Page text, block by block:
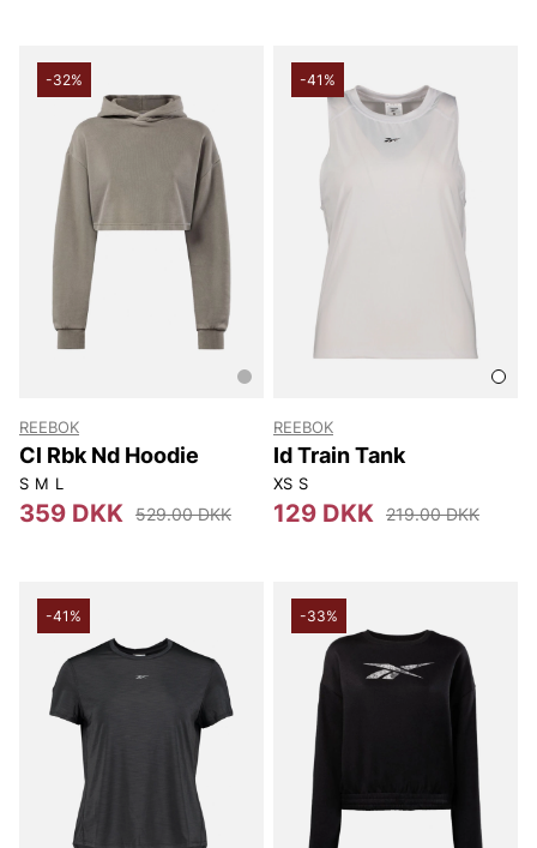
-32%
REEBOK
Cl Rbk Nd Hoodie
S M L
359 DKK 529.00 DKK
-41%
REEBOK
Id Train Tank
XS S
129 DKK 219.00 DKK
-41% -33%